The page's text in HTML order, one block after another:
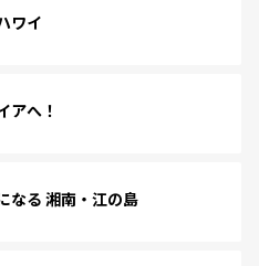
ワイ
アへ！
なる 湘南・江の島